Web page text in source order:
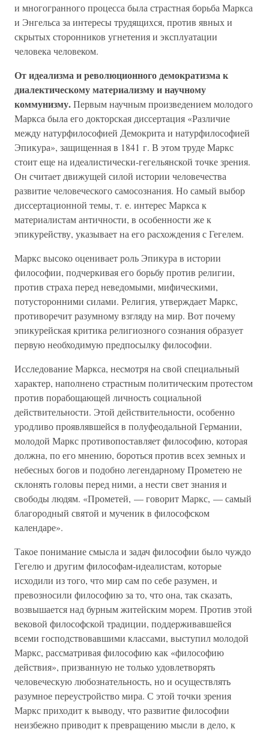
и многогранного процесса была страстная борьба Маркса
и Энгельса за интересы трудящихся, против явных и
скрытых сторонников угнетения и эксплуатации
человека человеком.
От идеализма и революционного демократизма к
диалектическому материализму и научному
коммунизму.Первым научным произведением молодого
Маркса была его докторская диссертация «Различие
между натурфилософией Демокрита и натурфилософией
Эпикура», защищенная в 1841 г. В этом труде Маркс
стоит еще на идеалистически-гегельянской точке зрения.
Он считает движущей силой истории человечества
развитие человеческого самосознания. Но самый выбор
диссертационной темы, т. е. интерес Маркса к
материалистам античности, в особенности же к
эпикурейству, указывает на его расхождения с Гегелем.
Маркс высоко оценивает роль Эпикура в истории
философии, подчеркивая его борьбу против религии,
против страха перед неведомыми, мифическими,
потусторонними силами. Религия, утверждает Маркс,
противоречит разумному взгляду на мир. Вот почему
эпикурейская критика религиозного сознания образует
первую необходимую предпосылку философии.
Исследование Маркса, несмотря на свой специальный
характер, наполнено страстным политическим протестом
против порабощающей личность социальной
действительности. Этой действительности, особенно
уродливо проявлявшейся в полуфеодальной Германии,
молодой Маркс противопоставляет философию, которая
должна, по его мнению, бороться против всех земных и
небесных богов и подобно легендарному Прометею не
склонять головы перед ними, а нести свет знания и
свободы людям. «Прометей, — говорит Маркс, — самый
благородный святой и мученик в философском
календаре».
Такое понимание смысла и задач философии было чуждо
Гегелю и другим философам-идеалистам, которые
исходили из того, что мир сам по себе разумен, и
превозносили философию за то, что она, так сказать,
возвышается над бурным житейским морем. Против этой
вековой философской традиции, поддерживавшейся
всеми господствовавшими классами, выступил молодой
Маркс, рассматривая философию как «философию
действия», призванную не только удовлетворять
человеческую любознательность, но и осуществлять
разумное переустройство мира. С этой точки зрения
Маркс приходит к выводу, что развитие философии
неизбежно приводит к превращению мысли в дело, к